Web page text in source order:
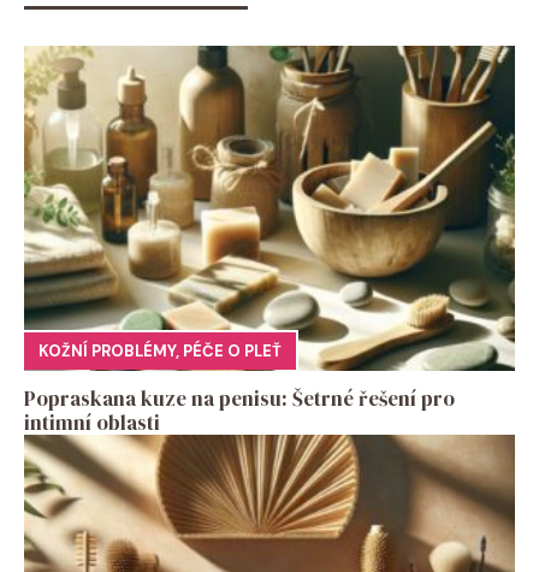
KOŽNÍ PROBLÉMY, PÉČE O PLEŤ
Popraskana kuze na penisu: Šetrné řešení pro
intimní oblasti